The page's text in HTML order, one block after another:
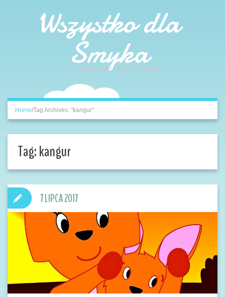
Wszystko dla
Smyka
piosenki, bajki i gry dla dzieci
Home/Tag Archives: "kangur"
Tag:kangur
7 LIPCA 2017